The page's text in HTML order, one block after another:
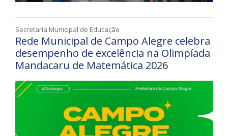
Secretaria Municipal de Educação
Rede Municipal de Campo Alegre celebra
desempenho de excelência na Olimpíada
Mandacaru de Matemática 2026